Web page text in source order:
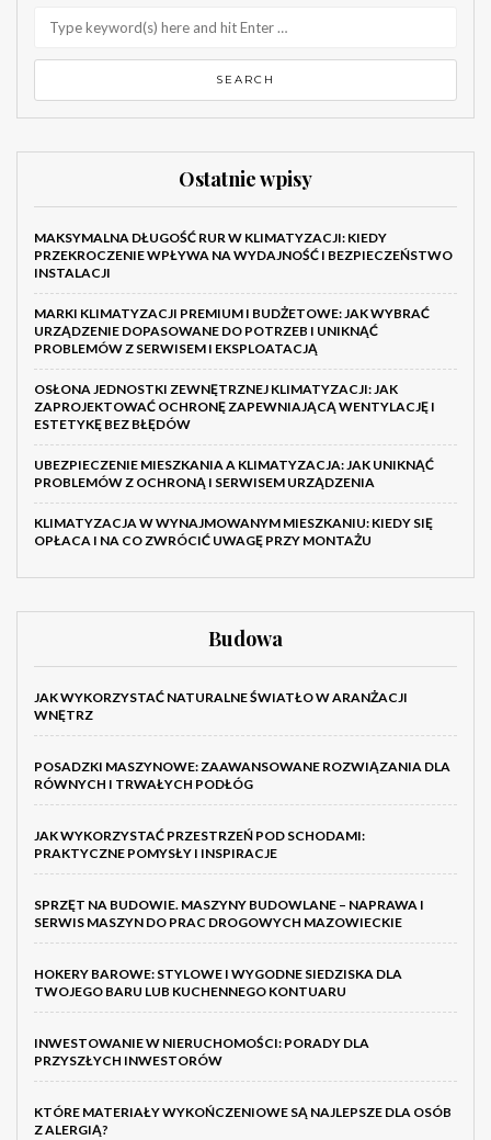
Ostatnie wpisy
MAKSYMALNA DŁUGOŚĆ RUR W KLIMATYZACJI: KIEDY
PRZEKROCZENIE WPŁYWA NA WYDAJNOŚĆ I BEZPIECZEŃSTWO
INSTALACJI
MARKI KLIMATYZACJI PREMIUM I BUDŻETOWE: JAK WYBRAĆ
URZĄDZENIE DOPASOWANE DO POTRZEB I UNIKNĄĆ
PROBLEMÓW Z SERWISEM I EKSPLOATACJĄ
OSŁONA JEDNOSTKI ZEWNĘTRZNEJ KLIMATYZACJI: JAK
ZAPROJEKTOWAĆ OCHRONĘ ZAPEWNIAJĄCĄ WENTYLACJĘ I
ESTETYKĘ BEZ BŁĘDÓW
UBEZPIECZENIE MIESZKANIA A KLIMATYZACJA: JAK UNIKNĄĆ
PROBLEMÓW Z OCHRONĄ I SERWISEM URZĄDZENIA
KLIMATYZACJA W WYNAJMOWANYM MIESZKANIU: KIEDY SIĘ
OPŁACA I NA CO ZWRÓCIĆ UWAGĘ PRZY MONTAŻU
Budowa
JAK WYKORZYSTAĆ NATURALNE ŚWIATŁO W ARANŻACJI
WNĘTRZ
POSADZKI MASZYNOWE: ZAAWANSOWANE ROZWIĄZANIA DLA
RÓWNYCH I TRWAŁYCH PODŁÓG
JAK WYKORZYSTAĆ PRZESTRZEŃ POD SCHODAMI:
PRAKTYCZNE POMYSŁY I INSPIRACJE
SPRZĘT NA BUDOWIE. MASZYNY BUDOWLANE – NAPRAWA I
SERWIS MASZYN DO PRAC DROGOWYCH MAZOWIECKIE
HOKERY BAROWE: STYLOWE I WYGODNE SIEDZISKA DLA
TWOJEGO BARU LUB KUCHENNEGO KONTUARU
INWESTOWANIE W NIERUCHOMOŚCI: PORADY DLA
PRZYSZŁYCH INWESTORÓW
KTÓRE MATERIAŁY WYKOŃCZENIOWE SĄ NAJLEPSZE DLA OSÓB
Z ALERGIĄ?